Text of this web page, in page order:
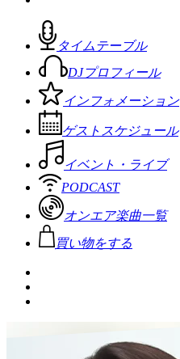
タイムテーブル
DJプロフィール
インフォメーション
ゲストスケジュール
イベント・ライブ
PODCAST
オンエア楽曲一覧
買い物をする